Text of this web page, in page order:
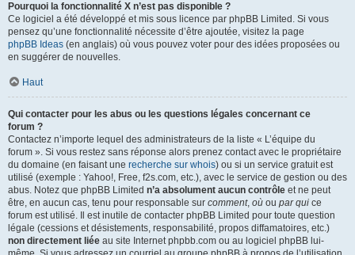
Pourquoi la fonctionnalité X n’est pas disponible ?
Ce logiciel a été développé et mis sous licence par phpBB Limited. Si vous
pensez qu’une fonctionnalité nécessite d’être ajoutée, visitez la page
phpBB Ideas (en anglais) où vous pouvez voter pour des idées proposées ou
en suggérer de nouvelles.
Haut
Qui contacter pour les abus ou les questions légales concernant ce
forum ?
Contactez n’importe lequel des administrateurs de la liste « L’équipe du
forum ». Si vous restez sans réponse alors prenez contact avec le propriétaire
du domaine (en faisant une recherche sur whois) ou si un service gratuit est
utilisé (exemple : Yahoo!, Free, f2s.com, etc.), avec le service de gestion ou des
abus. Notez que phpBB Limited n’a absolument aucun contrôle et ne peut
être, en aucun cas, tenu pour responsable sur comment, où ou par qui ce
forum est utilisé. Il est inutile de contacter phpBB Limited pour toute question
légale (cessions et désistements, responsabilité, propos diffamatoires, etc.)
non directement liée au site Internet phpbb.com ou au logiciel phpBB lui-